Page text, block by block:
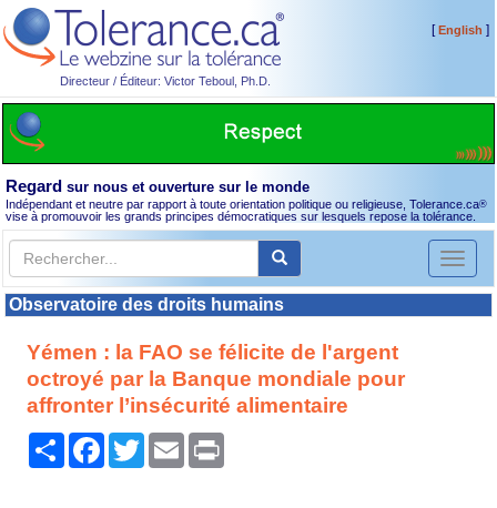
Directeur / Éditeur: Victor Teboul, Ph.D.
[English ]
Regard sur nous et ouverture sur le monde
Indépendant et neutre par rapport à toute orientation politique ou religieuse, Tolerance.ca®
vise à promouvoir les grands principes démocratiques sur lesquels repose la tolérance.
Toggle
Observatoire des droits humains
Yémen : la FAO se félicite de l'argent
octroyé par la Banque mondiale pour
affronter l’insécurité alimentaire
PartagerFacebook
TwitterEmail